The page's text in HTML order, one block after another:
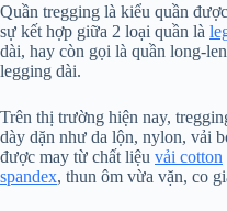
Quần tregging là kiểu quần
sự kết hợp giữa 2 loại quần là
dài, hay còn gọi là quần long-
legging dài.
Trên thị trường hiện nay,
dày dặn như da lộn, nylon, vải
được may từ chất liệu vải cotton
spandex, thun ôm vừa vặn, co